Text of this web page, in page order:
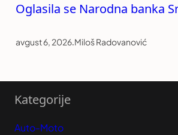
Oglasila se Narodna banka
avgust 6, 2026.Miloš Radovanović
Kategorije
Auto-Moto